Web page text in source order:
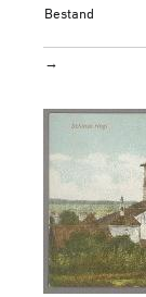
Bestand
→